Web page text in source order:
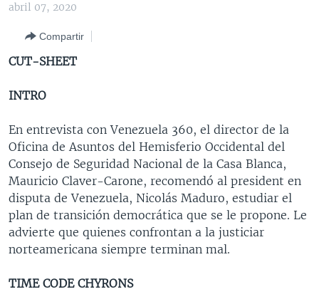
principal
Salte
búsqueda
VOA VERIFICA AMÉRICA LATINA
BOLIVIA
COLOMBIA
CHILE
ECUADOR
VENEZUELA
BRASIL
CENTROAMÉRICA
COSTA RICA
EL SALVADOR
HONDURAS
NICARAGUA
OTRAS SECCIONES
INMIGRACIÓN
MUNDO
ECONOMÍA
ENTRETENIMIENTO Y CULTURA
TECNOLOGÍA
DEPORTES
ESPECIALES DE LA VOA
UCRANIA
MULTIMEDIA
VIDEOS
FOTOGRAFÍA
AUDIOS
PROGRAMAS TV
EL MUNDO AL DÍA
FORO INTERAMERICANO
RADIO
AVANCE INFORMATIVO
DIRECT
abril 07, 2020
Compartir
CUT-SHEET
INTRO
En entrevista con Venezuela 360, el director de la
Oficina de Asuntos del Hemisferio Occidental del
Consejo de Seguridad Nacional de la Casa Blanca,
Mauricio Claver-Carone, recomendó al president en
disputa de Venezuela, Nicolás Maduro, estudiar el
plan de transición democrática que se le propone. Le
advierte que quienes confrontan a la justiciar
norteamericana siempre terminan mal.
TIME CODE CHYRONS